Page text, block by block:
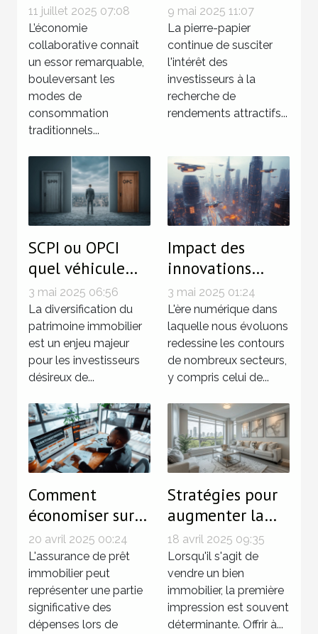
directes entre
particuliers
facilitent les
économies ?
11 juillet 2025 07:08
L’économie
collaborative connaît
un essor remarquable,
bouleversant les
modes de
consommation
traditionnels...
perspectives et
conseils pour
maximiser vos
rendements
9 mai 2025 11:07
La pierre-papier
continue de susciter
l'intérêt des
investisseurs à la
recherche de
rendements attractifs...
SCPI ou OPCI
quel véhicule
d'investissement
choisir pour
diversifier son
patrimoine
immobilier
3 mai 2025 06:56
La diversification du
patrimoine immobilier
est un enjeu majeur
pour les investisseurs
désireux de...
Impact des
innovations
technologiques
sur le marché
immobilier
3 mai 2025 01:24
L'ère numérique dans
laquelle nous évoluons
redessine les contours
de nombreux secteurs,
y compris celui de...
Comment
économiser sur
votre assurance
de prêt
immobilier grâce
à un
comparateur
20 avril 2025 00:24
L'assurance de prêt
immobilier peut
représenter une partie
significative des
dépenses lors de
Stratégies pour
augmenter la
valeur de votre
bien avant la
vente
18 avril 2025 09:35
Lorsqu'il s'agit de
vendre un bien
immobilier, la première
impression est souvent
déterminante. Offrir à...